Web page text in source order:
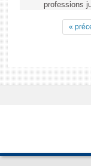
professions
«